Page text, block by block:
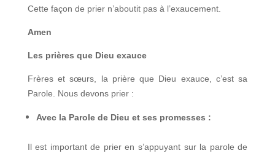
Cette façon de prier n’aboutit pas à l’exaucement.
Amen
Les prières que Dieu exauce
Frères et sœurs, la prière que Dieu exauce, c’est sa
Parole. Nous devons prier :
Avec la Parole de Dieu et ses promesses :
Il est important de prier en s’appuyant sur la parole de